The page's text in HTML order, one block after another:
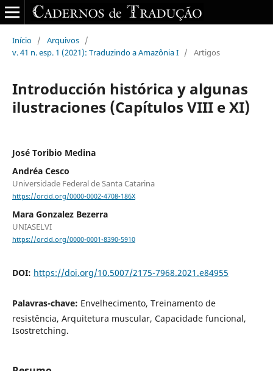
Início / Arquivos /
v. 41 n. esp. 1 (2021): Traduzindo a Amazônia I / Artigos
Introducción histórica y algunas
ilustraciones (Capítulos VIII e XI)
José Toribio Medina
Andréa Cesco
Universidade Federal de Santa Catarina
https://orcid.org/0000-0002-4708-186X
Mara Gonzalez Bezerra
UNIASELVI
https://orcid.org/0000-0001-8390-5910
DOI: https://doi.org/10.5007/2175-7968.2021.e84955
Palavras-chave: Envelhecimento, Treinamento de
resistência, Arquitetura muscular, Capacidade funcional,
Isostretching.